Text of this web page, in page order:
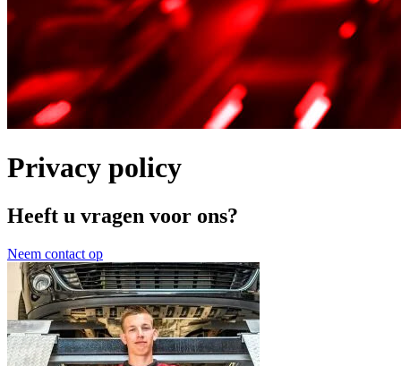
Privacy policy
Heeft u vragen voor ons?
Neem contact op